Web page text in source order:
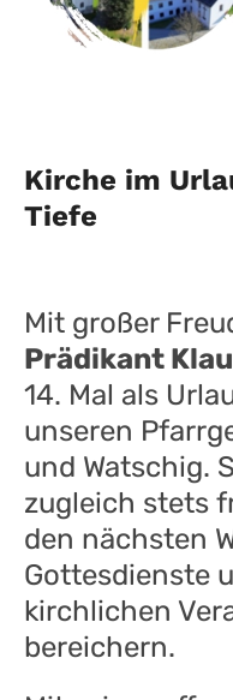
Kirche im
Tiefe
Mit großer
Prädikant
14. Mal als
unseren
und Watschig.
zugleich stets
den nächsten
Gottesdienste
kirchlichen
bereichern.